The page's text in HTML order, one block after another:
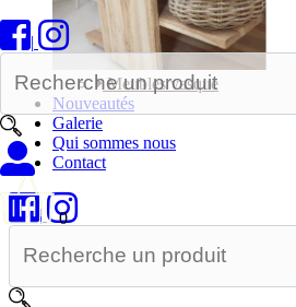
|
0
Meubles vasque
Nouveautés
Galerie
Qui sommes nous
Contact
|